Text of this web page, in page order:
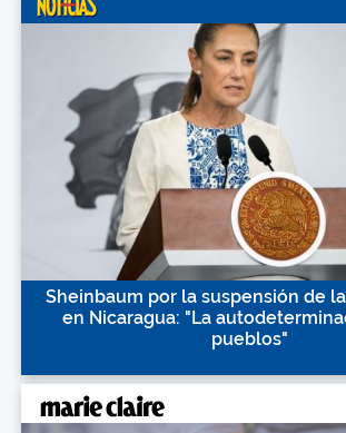
Sheinbaum por la suspensión de
en Nicaragua: "La
pueblos"